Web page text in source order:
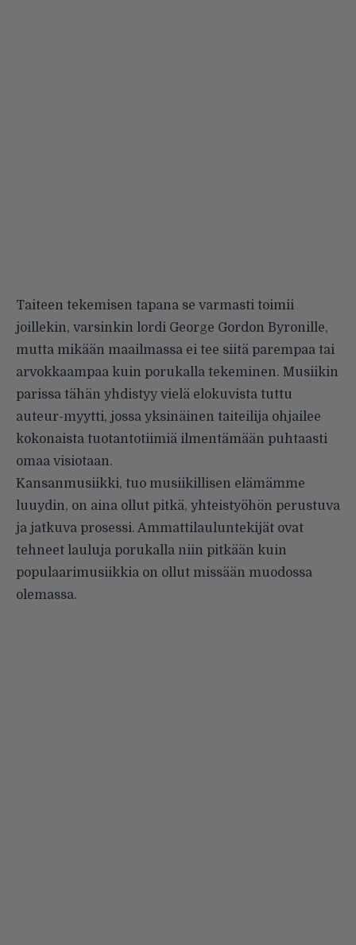
Taiteen tekemisen tapana se varmasti toimii
joillekin, varsinkin lordi George Gordon Byronille,
mutta mikään maailmassa ei tee siitä parempaa tai
arvokkaampaa kuin porukalla tekeminen. Musiikin
parissa tähän yhdistyy vielä elokuvista tuttu
auteur-myytti, jossa yksinäinen taiteilija ohjailee
kokonaista tuotantotiimiä ilmentämään puhtaasti
omaa visiotaan.
Kansanmusiikki, tuo musiikillisen elämämme
luuydin, on aina ollut pitkä, yhteistyöhön perustuva
ja jatkuva prosessi. Ammattilauluntekijät ovat
tehneet lauluja porukalla niin pitkään kuin
populaarimusiikkia on ollut missään muodossa
olemassa.